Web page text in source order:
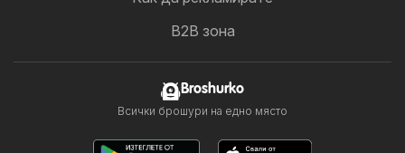
B2B зона
Broshurko
Всички брошури на едно място